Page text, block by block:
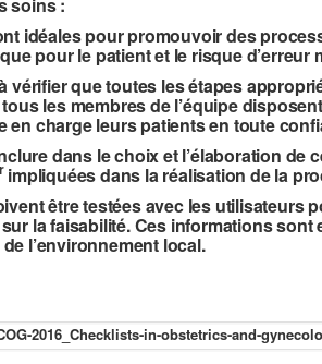
idéales pour promouvoir des
pour le patient et le risque d’erreur
vérifier que toutes les étapes
les membres de l’équipe
en charge leurs patients en toute
dans le choix et l’élaboration de
impliquées dans la réalisation de la
être testées avec les utilisateurs
la faisabilité. Ces informations sont
l’environnement local.
2016_Checklists-in-obstetrics-and-